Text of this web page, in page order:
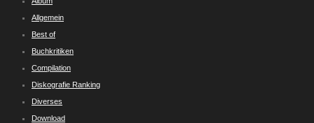
Allgemein
Best of
Buchkritiken
Compilation
Diskografie Ranking
Diverses
Download